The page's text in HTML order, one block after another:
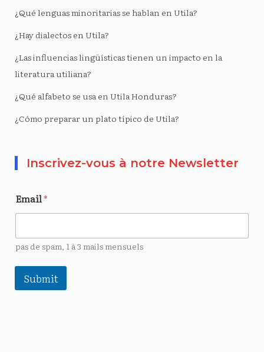
¿Qué lenguas minoritarias se hablan en Utila?
¿Hay dialectos en Utila?
¿Las influencias lingüísticas tienen un impacto en la
literatura utiliana?
¿Qué alfabeto se usa en Utila Honduras?
¿Cómo preparar un plato típico de Utila?
Inscrivez-vous à notre Newsletter
Email*
pas de spam, 1 à 3 mails mensuels
Submit